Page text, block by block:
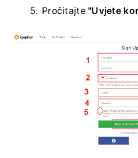
Pročitajte"Uvjete